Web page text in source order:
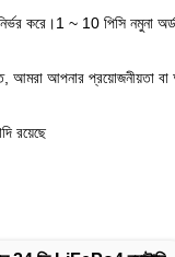
করে।1 ~ 10 পিসি নমুনা
আপনার প্রয়োজনীয়তা বা
রয়েছে